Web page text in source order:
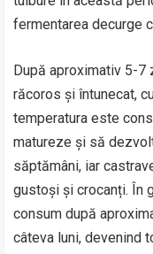
fermentarea decurge
După aproximativ 5-7
răcoros și întunecat,
temperatura este
matureze și să
săptămâni, iar
gustoși și crocanți. În
consum după
câteva luni, devenind